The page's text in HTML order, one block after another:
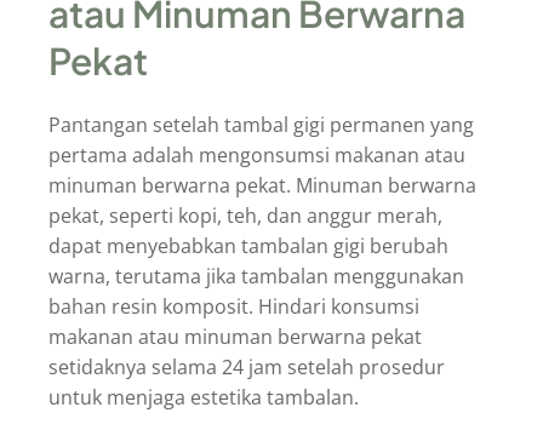
atau Minuman Berwarna
Pekat
Pantangan setelah tambal gigi permanen yang
pertama adalah mengonsumsi makanan atau
minuman berwarna pekat. Minuman berwarna
pekat, seperti kopi, teh, dan anggur merah,
dapat menyebabkan tambalan gigi berubah
warna, terutama jika tambalan menggunakan
bahan resin komposit. Hindari konsumsi
makanan atau minuman berwarna pekat
setidaknya selama 24 jam setelah prosedur
untuk menjaga estetika tambalan.